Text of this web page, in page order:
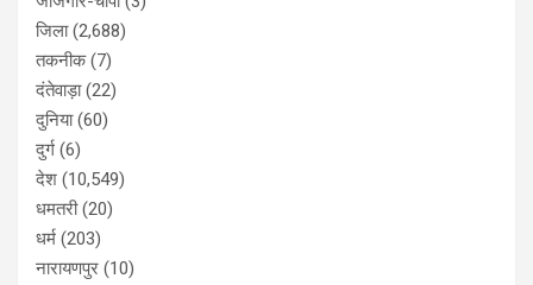
जिला(2,688)
तकनीक(7)
दंतेवाड़ा(22)
दुनिया(60)
दुर्ग (6)
देश (10,549)
धमतरी(20)
धर्म (203)
नारायणपुर (10)